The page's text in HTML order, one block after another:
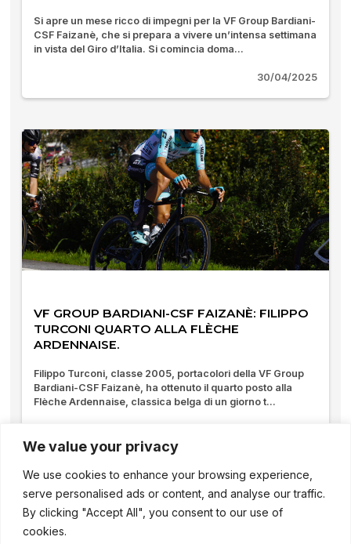
We value your privacy
We use cookies to enhance your browsing experience,
serve personalised ads or content, and analyse our traffic.
By clicking "Accept All", you consent to our use of
cookies.
Si apre un mese ricco di impegni per la VF Group Bardiani-
CSF Faizanè, che si prepara a vivere un’intensa settimana
in vista del Giro d’Italia. Si comincia doma...
30/04/2025
VF GROUP BARDIANI-CSF FAIZANÈ: FILIPPO
TURCONI QUARTO ALLA FLÈCHE
ARDENNAISE.
Filippo Turconi, classe 2005, portacolori della VF Group
Bardiani-CSF Faizanè, ha ottenuto il quarto posto alla
Flèche Ardennaise, classica belga di un giorno t...